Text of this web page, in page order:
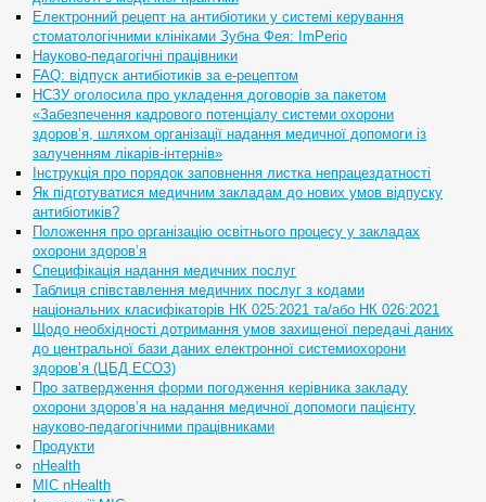
Електронний рецепт на антибіотики у системі керування
стоматологічними клініками Зубна Фея: ImPerio
Науково-педагогічні працівники
FAQ: відпуск антибіотиків за е-рецептом
НСЗУ оголосила про укладення договорів за пакетом
«Забезпечення кадрового потенціалу системи охорони
здоров’я, шляхом організації надання медичної допомоги із
залученням лікарів-інтернів»
Інструкція про порядок заповнення листка непрацездатності
Як підготуватися медичним закладам до нових умов відпуску
антибіотиків?
Положення про організацію освітнього процесу у закладах
охорони здоров’я
Специфікація надання медичних послуг
Таблиця співставлення медичних послуг з кодами
національних класифікаторів НК 025:2021 та/або НК 026:2021
Щодо необхідності дотримання умов захищеної передачі даних
до центральної бази даних електронної системиохорони
здоров’я (ЦБД ЕСОЗ)
Про затвердження форми погодження керівника закладу
охорони здоров’я на надання медичної допомоги пацієнту
науково-педагогічними працівниками
Продукти
nHealth
МІС nHealth